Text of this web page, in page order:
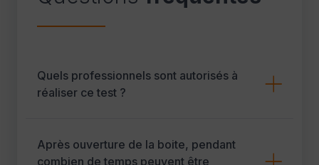
Quels professionnels sont autorisés à
réaliser ce test ?
Après ouverture de la boite, pendant
combien de temps peuvent être